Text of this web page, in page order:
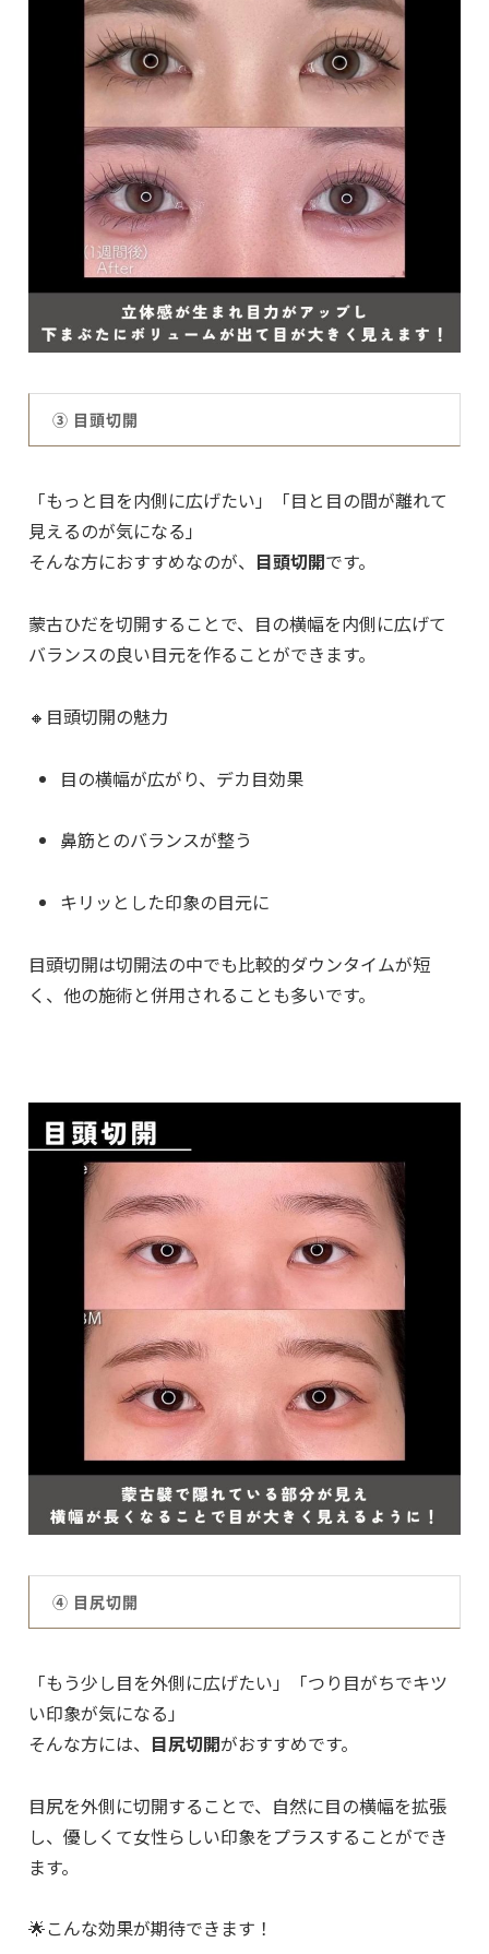
③ 目頭切開
「もっと目を内側に広げたい」「目と目の間が離れて
見えるのが気になる」
そんな方におすすめなのが、 目頭切開です。
蒙古ひだを切開することで、目の横幅を内側に広げて
バランスの良い目元を作ることができます。
🔸目頭切開の魅力
目の横幅が広がり、デカ目効果
鼻筋とのバランスが整う
キリッとした印象の目元に
目頭切開は切開法の中でも比較的ダウンタイムが短
く、他の施術と併用されることも多いです。
④ 目尻切開
「もう少し目を外側に広げたい」「つり目がちでキツ
い印象が気になる」
そんな方には、 目尻切開がおすすめです。
目尻を外側に切開することで、自然に目の横幅を拡張
し、優しくて女性らしい印象をプラスすることができ
ます。
🌟こんな効果が期待できます！